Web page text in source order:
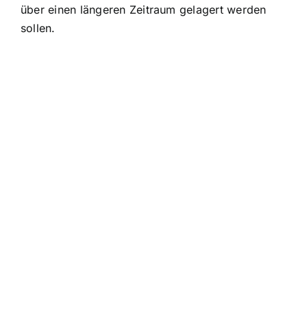
über einen längeren Zeitraum gelagert werden
sollen.